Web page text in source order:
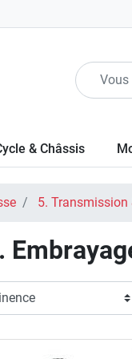
& Châssis
5. Transmission